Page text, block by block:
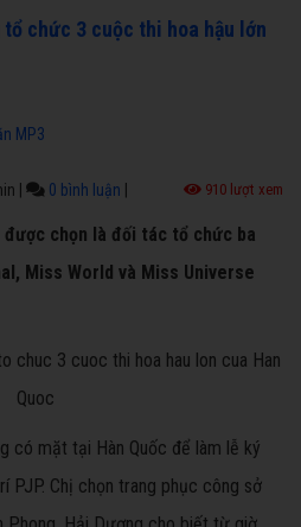
tổ chức 3 cuộc thi hoa hậu lớn
MP3
0 bình luận 910 lượt xem
chọn là đối tác tổ chức ba
Miss World và Miss Universe
có mặt tại Hàn Quốc để làm lễ ký
PJP. Chị chọn trang phục công sở